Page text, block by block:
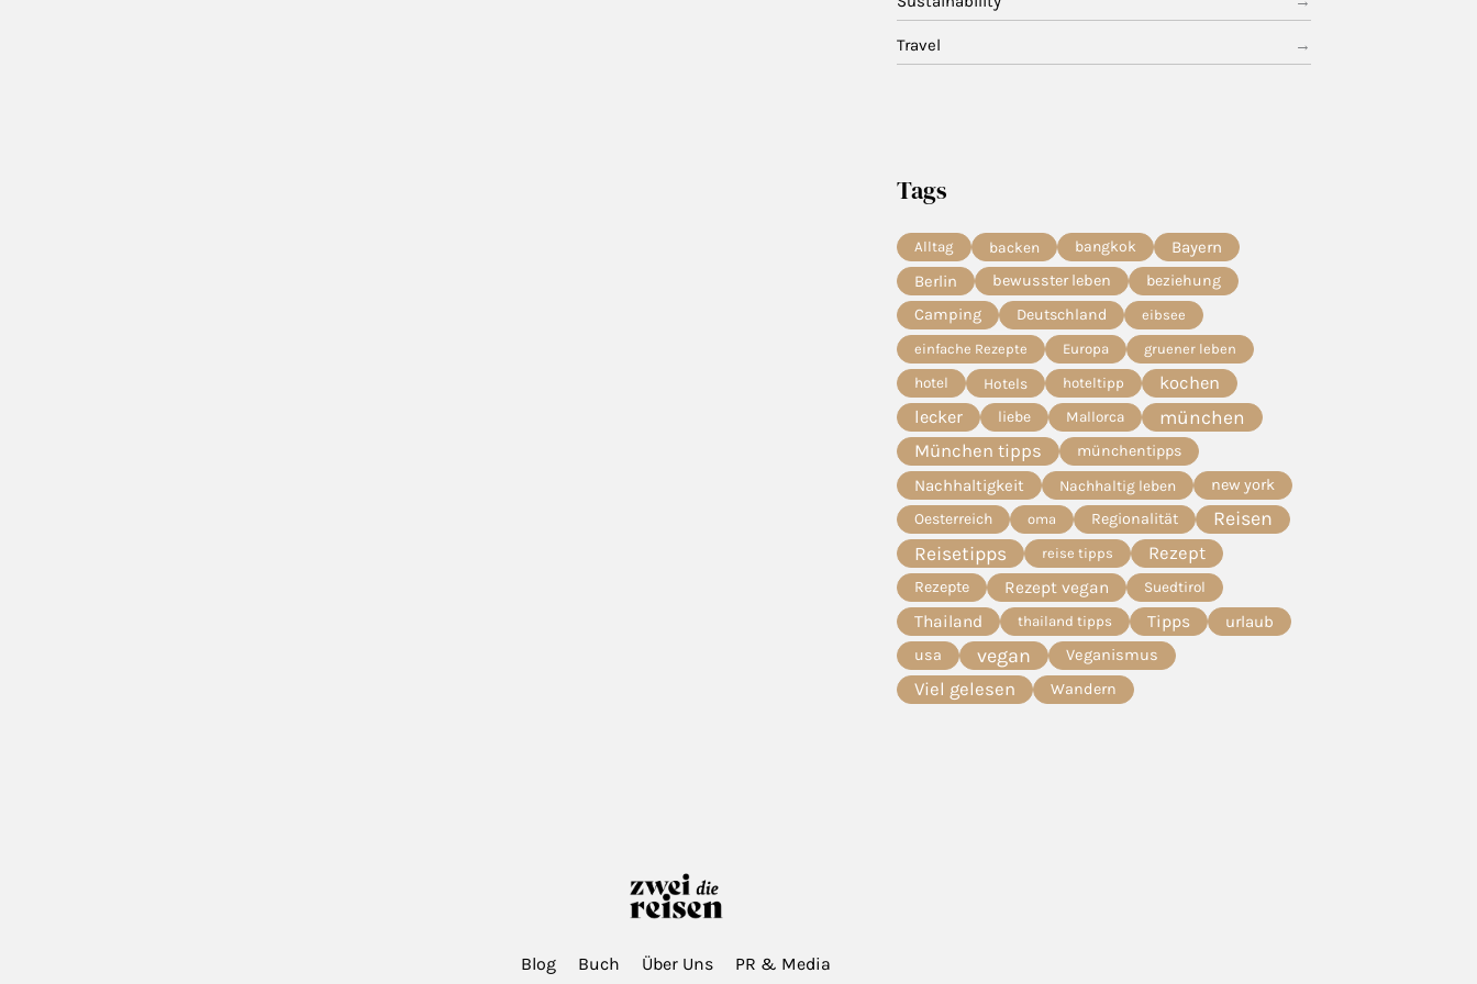
Travel
Tags
Alltag backen bangkok
Bayern
Berlin
bewusster leben
beziehung
Camping
Deutschland eibsee
einfache Rezepte Europa gruener leben
hotel Hotels hoteltipp
kochen
lecker
liebe Mallorca münchen
München tipps münchentipps
Nachhaltigkeit Nachhaltig leben
new york
Oesterreich
oma Regionalität Reisen
Reisetipps reise tipps Rezept
Rezepte Rezept vegan Suedtirol
Thailand thailand tipps Tipps urlaub
usa vegan Veganismus
Viel gelesen Wandern
Blog Buch Über Uns PR & Media